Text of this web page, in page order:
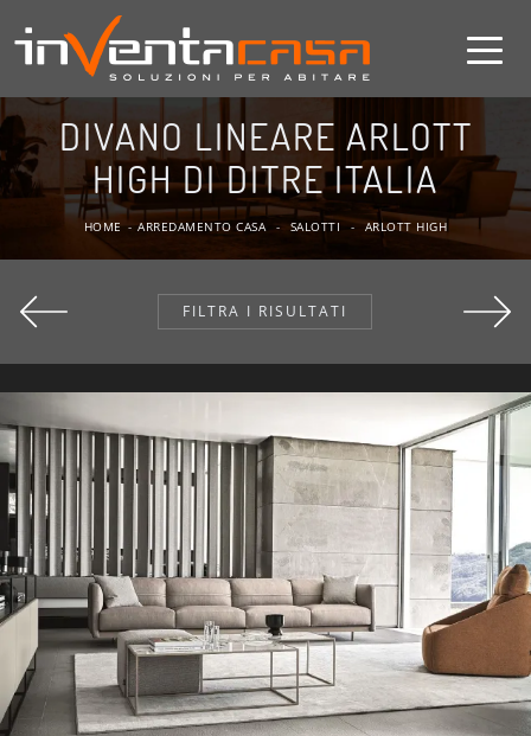
DIVANO LINEARE ARLOTT
HIGH DI DITRE ITALIA
HOME - ARREDAMENTO CASA - SALOTTI - ARLOTT HIGH
FILTRA I RISULTATI